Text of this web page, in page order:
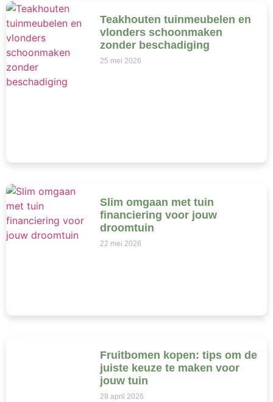
Teakhouten tuinmeubelen en
vlonders schoonmaken
zonder beschadiging
25 mei 2026
Slim omgaan met tuin
financiering voor jouw
droomtuin
22 mei 2026
Fruitbomen kopen: tips om de
juiste keuze te maken voor
jouw tuin
28 april 2026